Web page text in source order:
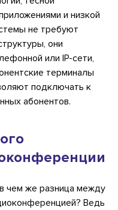
и низкой
не требуют
они
или IP-сети,
терминалы
подключать к
абонентов.
чем же разница между
Ведь